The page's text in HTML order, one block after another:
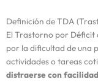
Definición de TDA
El Trastorno por Déficit
por la dificultad de una
actividades o tareas
distraerse con facilidad